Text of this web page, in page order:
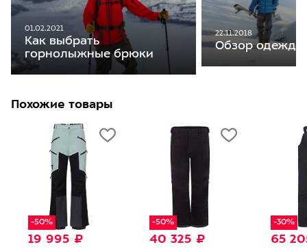
01.02.2021
Как выбрать
горнолыжные брюки
22.11.2018
Обзор одежды
Похожие товары
-50%
19 995 ₽
-50%
40 325 ₽
-30%
65